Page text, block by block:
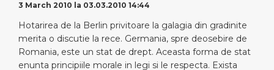
3 March 2010 la 03.03.2010 14:44
Hotarirea de la Berlin privitoare la galagia din gradinite
merita o discutie la rece. Germania, spre deosebire de
Romania, este un stat de drept. Aceasta forma de stat
enunta principiile morale in legi si le respecta. Exista